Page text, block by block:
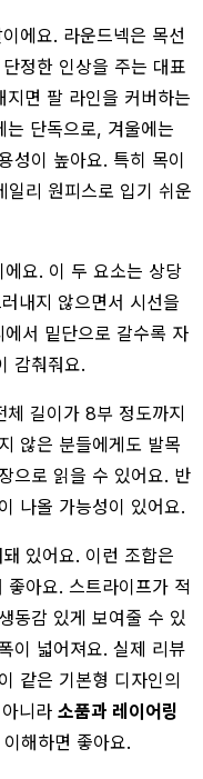
에요. 라운드넥은 목선
정한 인상을 주는 대표
면 팔 라인을 커버하는
는 단독으로, 겨울에는
성이 높아요. 특히 목이
일리 원피스로 입기 쉬운
요. 이 두 요소는 상당
내지 않으면서 시선을
서 밑단으로 갈수록 자
감춰줘요.
길이가 8부 정도까지
않은 분들에게도 발목
으로 읽을 수 있어요. 반
나올 가능성이 있어요.
있어요. 이런 조합은
아요. 스트라이프가 적
동감 있게 보여줄 수 있
이 넓어져요. 실제 리뷰
같은 기본형 디자인의
니라 소품과 레이어링
이해하면 좋아요.